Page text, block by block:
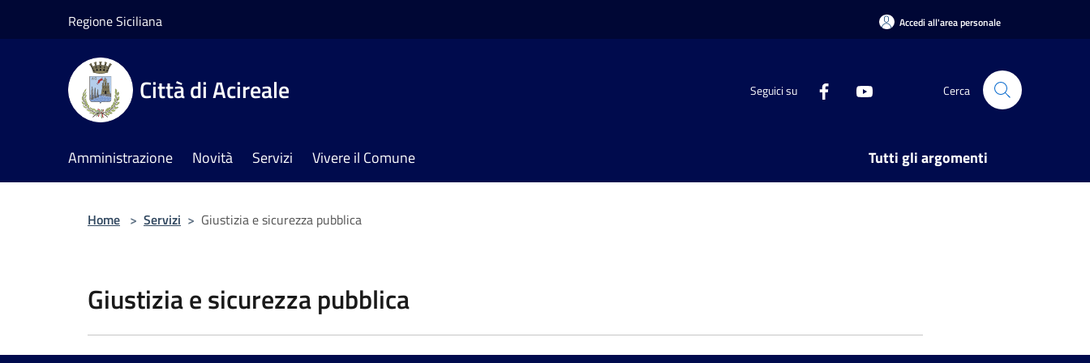
Regione Siciliana Accedi all'area personale
Città di Acireale Seguici su Cerca
Amministrazione Novità Servizi Vivere il Comune Tutti gli argomenti
Home > Servizi > Giustizia e sicurezza pubblica
Giustizia e sicurezza pubblica